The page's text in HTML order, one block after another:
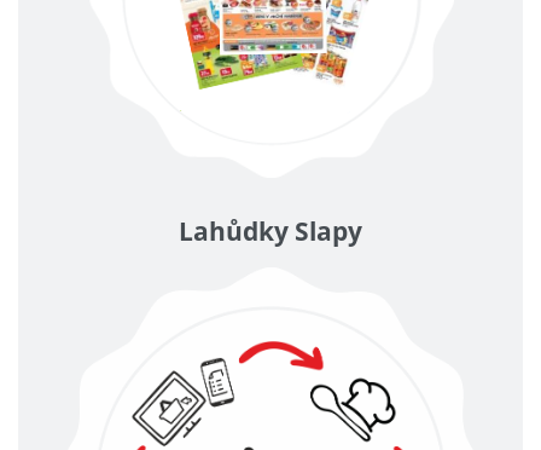
Lahůdky Slapy